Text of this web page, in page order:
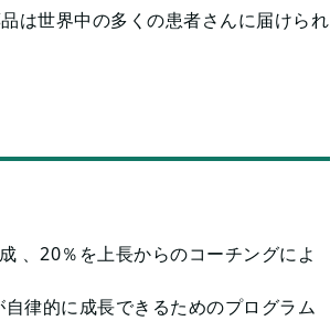
は世界中の多くの患者さんに届けられ
、20％を上長からのコーチングによ
律的に成長できるためのプログラム